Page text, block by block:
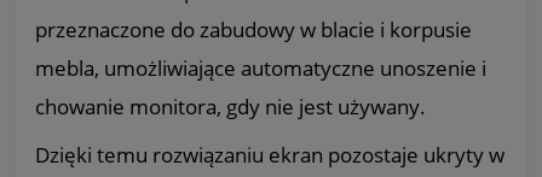
przeznaczone do zabudowy w blacie i korpusie
mebla, umożliwiające automatyczne unoszenie i
chowanie monitora, gdy nie jest używany.
Dzięki temu rozwiązaniu ekran pozostaje ukryty w